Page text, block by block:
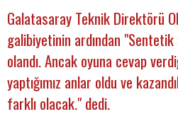
Galatasaray Teknik Direktörü
galibiyetinin ardından
olandı. Ancak oyuna cevap
yaptığımız anlar oldu ve
farklı olacak." dedi.